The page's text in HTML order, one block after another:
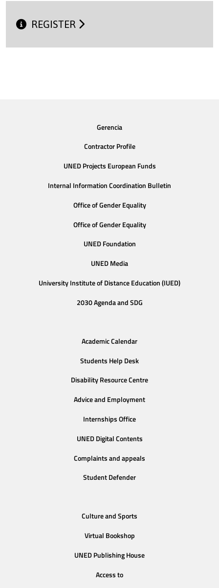
REGISTER
Gerencia
Contractor Profile
UNED Projects European Funds
Internal Information Coordination Bulletin
Office of Gender Equality
Office of Gender Equality
UNED Foundation
UNED Media
University Institute of Distance Education (IUED)
2030 Agenda and SDG
Academic Calendar
Students Help Desk
Disability Resource Centre
Advice and Employment
Internships Office
UNED Digital Contents
Complaints and appeals
Student Defender
Culture and Sports
Virtual Bookshop
UNED Publishing House
Access to